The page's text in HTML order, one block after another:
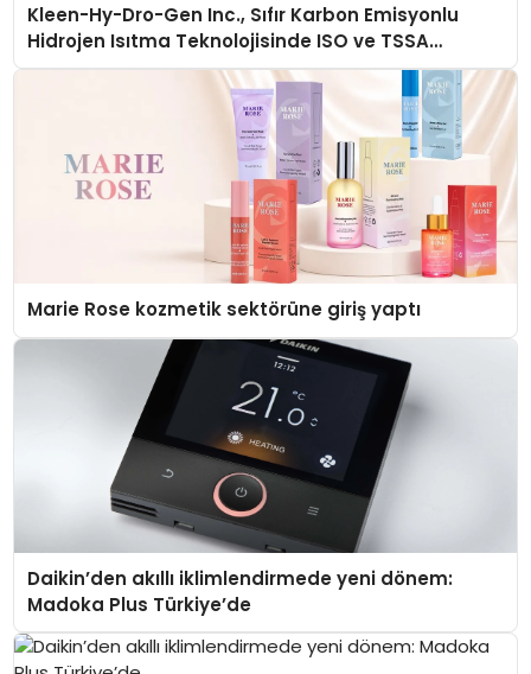
Kleen-Hy-Dro-Gen Inc., Sıfır Karbon Emisyonlu
Hidrojen Isıtma Teknolojisinde ISO ve TSSA
Düzenleyici Onaylarını Aldı
Marie Rose kozmetik sektörüne giriş yaptı
Daikin’den akıllı iklimlendirmede yeni dönem:
Madoka Plus Türkiye’de